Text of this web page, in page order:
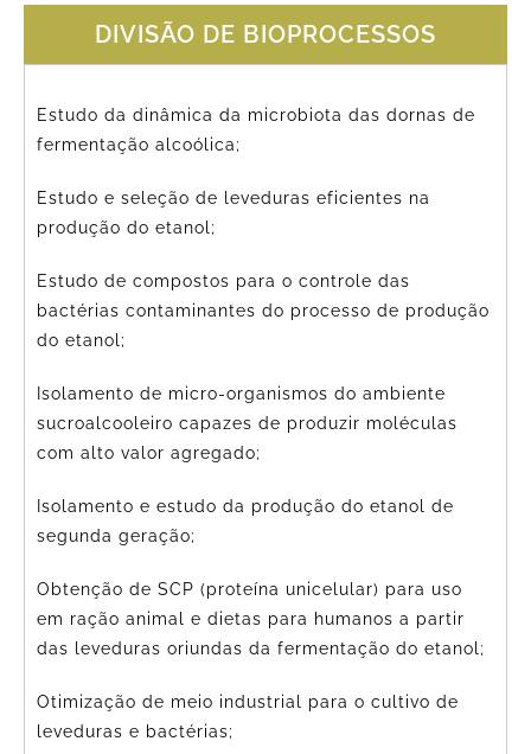
DIVISÃO DE BIOPROCESSOS
Estudo da dinâmica da microbiota das dornas de
fermentação alcoólica;
Estudo e seleção de leveduras eficientes na
produção do etanol;
Estudo de compostos para o controle das
bactérias contaminantes do processo de produção
do etanol;
Isolamento de micro-organismos do ambiente
sucroalcooleiro capazes de produzir moléculas
com alto valor agregado;
Isolamento e estudo da produção do etanol de
segunda geração;
Obtenção de SCP (proteína unicelular) para uso
em ração animal e dietas para humanos a partir
das leveduras oriundas da fermentação do etanol;
Otimização de meio industrial para o cultivo de
leveduras e bactérias;